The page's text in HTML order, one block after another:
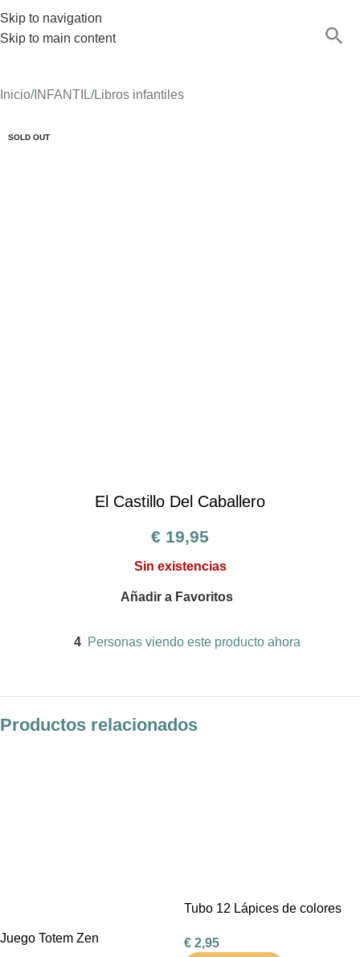
Skip to navigation
Skip to main content
Inicio/INFANTIL/Libros infantiles
SOLD OUT
El Castillo Del Caballero
€ 19,95
Sin existencias
Añadir a Favoritos
4 Personas viendo este producto ahora
Productos relacionados
Juego Totem Zen
Tubo 12 Lápices de colores
€ 2,95